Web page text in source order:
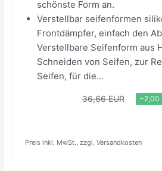
schönste Form an.
Verstellbar seifenformen
Frontdämpfer, einfach den
Verstellbare Seifenform aus
Schneiden von Seifen, zur
Seifen, für die...
36,66 EUR −2,00
Preis inkl. MwSt., zzgl. Versandkosten